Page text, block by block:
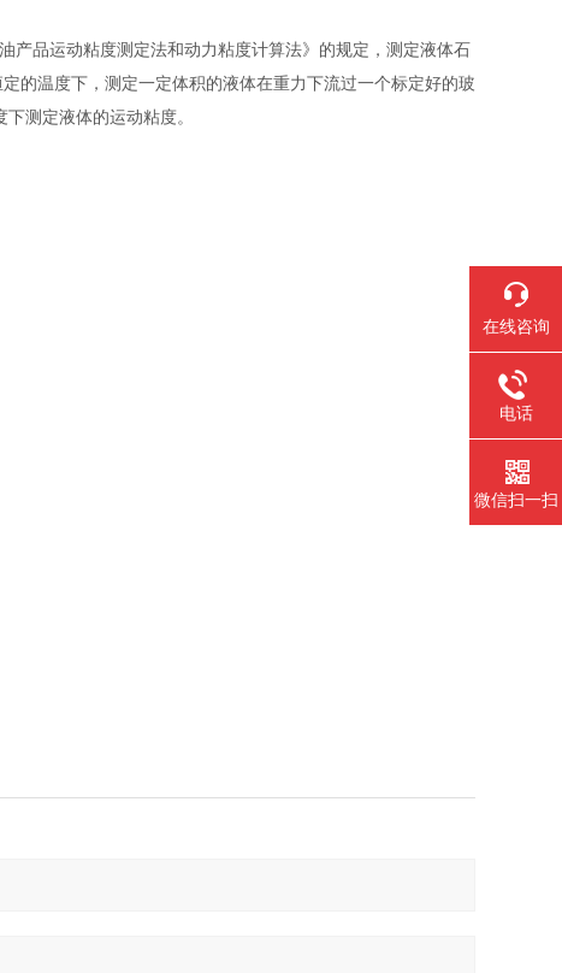
产品运动粘度测定法和动力粘度计算法》的规定，测定液体石
的温度下，测定一定体积的液体在重力下流过一个标定好的玻
测定液体的运动粘度。
在线咨询
电话
微信扫一扫